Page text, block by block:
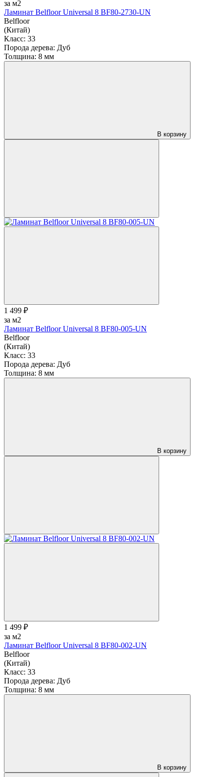
за м2
Ламинат Belfloor Universal 8 BF80-2730-UN
Belfloor
(Китай)
Класс: 33
Порода дерева: Дуб
Толщина: 8 мм
В корзину
1 499 ₽
за м2
Ламинат Belfloor Universal 8 BF80-005-UN
Belfloor
(Китай)
Класс: 33
Порода дерева: Дуб
Толщина: 8 мм
В корзину
1 499 ₽
за м2
Ламинат Belfloor Universal 8 BF80-002-UN
Belfloor
(Китай)
Класс: 33
Порода дерева: Дуб
Толщина: 8 мм
В корзину